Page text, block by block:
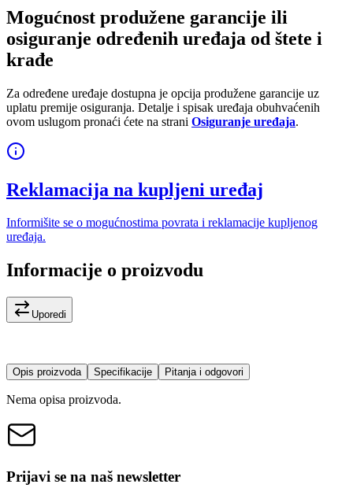
Mogućnost produžene garancije ili
osiguranje određenih uređaja od štete i
krađe
Za određene uređaje dostupna je opcija produžene garancije uz
uplatu premije osiguranja. Detalje i spisak uređaja obuhvaćenih
ovom uslugom pronaći ćete na strani Osiguranje uređaja.
Reklamacija na kupljeni uređaj
Informišite se o mogućnostima povrata i reklamacije kupljenog
uređaja.
Informacije o proizvodu
Uporedi
Opis proizvoda Specifikacije Pitanja i odgovori
Nema opisa proizvoda.
Prijavi se na naš newsletter